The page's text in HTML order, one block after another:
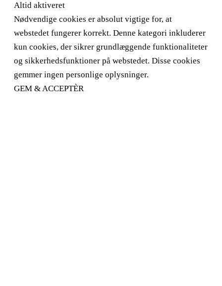
Altid aktiveret
Nødvendige cookies er absolut vigtige for, at
webstedet fungerer korrekt. Denne kategori inkluderer
kun cookies, der sikrer grundlæggende funktionaliteter
og sikkerhedsfunktioner på webstedet. Disse cookies
gemmer ingen personlige oplysninger.
GEM & ACCEPTÈR